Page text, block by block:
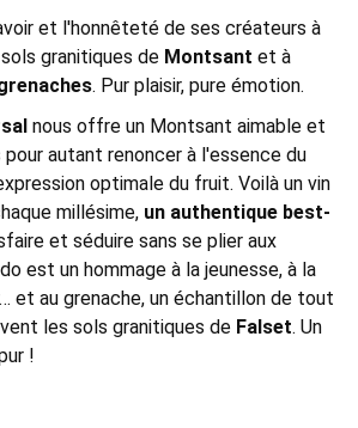
et l'honnêteté de ses créateurs à
granitiques de Montsant et à
. Pur plaisir, pure émotion.
nous offre un Montsant aimable et
autant renoncer à l'essence du
optimale du fruit. Voilà un vin
millésime, un authentique best-
et séduire sans se plier aux
est un hommage à la jeunesse, à la
et au grenache, un échantillon de tout
les sols granitiques de Falset. Un
!